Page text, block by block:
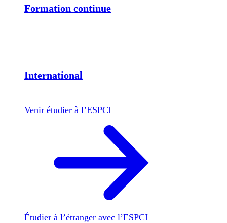
Formation continue
International
Venir étudier à l’ESPCI
Étudier à l’étranger avec l’ESPCI